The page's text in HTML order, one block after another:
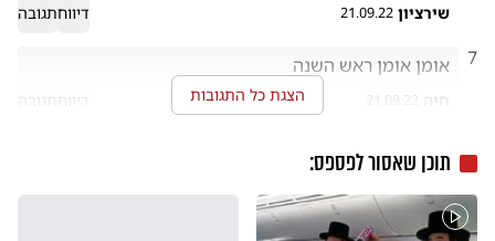
שירציון 21.09.22 דיווחתגובה
7 אומן אומן ראש השנה
חיה 21.09.22 הצגת כל התגובות
תוכן שאסור לפספס: